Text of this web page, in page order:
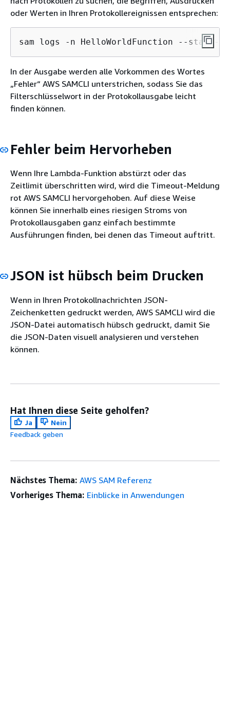
oder Werten in Ihren Protokollereignissen entsprechen:
sam logs -n HelloWorldFunction --stack-
In der Ausgabe werden alle Vorkommen des Wortes
„Fehler“ AWS SAMCLI unterstrichen, sodass Sie das
Filterschlüsselwort in der Protokollausgabe leicht
finden können.
Fehler beim Hervorheben
Wenn Ihre Lambda-Funktion abstürzt oder das
Zeitlimit überschritten wird, wird die Timeout-Meldung
rot AWS SAMCLI hervorgehoben. Auf diese Weise
können Sie innerhalb eines riesigen Stroms von
Protokollausgaben ganz einfach bestimmte
Ausführungen finden, bei denen das Timeout auftritt.
JSON ist hübsch beim Drucken
Wenn in Ihren Protokollnachrichten JSON-
Zeichenketten gedruckt werden, AWS SAMCLI wird die
JSON-Datei automatisch hübsch gedruckt, damit Sie
die JSON-Daten visuell analysieren und verstehen
können.
Hat Ihnen diese Seite geholfen?
Ja
Nein
Feedback geben
Nächstes Thema: AWS SAM Referenz
Vorheriges Thema: Einblicke in Anwendungen